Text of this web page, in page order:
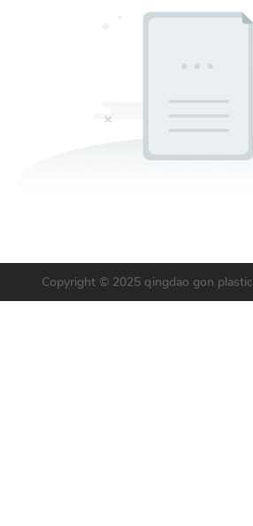
Copyright © 2025 qingdao gon